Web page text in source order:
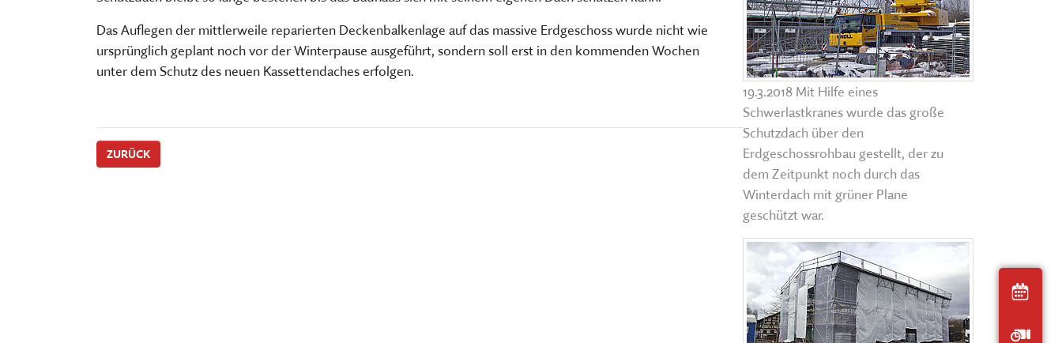
FÜHRUNGEN UND MEHR
ESSEN, TRINKEN & EINKAUFEN
Der interaktive
Museumsplan
HIER KLICKEN
PUBLIKATIONEN, BÜCHER & ZEITSCHRIFTEN
STORCHENNEST
Museum im Museum
HIER KOMMEN SIE ZUM INTERNERAUFTRITT DES MKFS
PR & ÖFFENTLICHKEITSARBEIT
Sammeln, bewahren, forschen, ausstellen, bilden und
vermitteln
MEHR ÜBER UNSERE TÄTIGKEITSBEREICHE19.3.2018 Mit Hilfe eines
Schwerlastkranes wurde das große
Schutzdach über den
Erdgeschossrohbau gestellt, der zu
dem Zeitpunkt noch durch das
Winterdach mit grüner Plane
geschützt war.
Das Auflegen der mittlerweile reparierten Deckenbalkenlage auf das massive Erdgeschoss wurde nicht wie
ursprünglich geplant noch vor der Winterpause ausgeführt, sondern soll erst in den kommenden Wochen
unter dem Schutz des neuen Kassettendaches erfolgen.
ZURÜCK